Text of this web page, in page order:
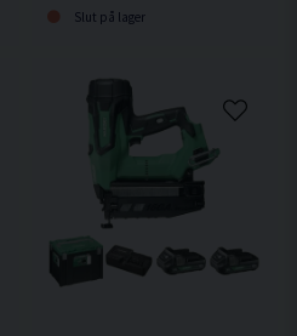
Slut på lager